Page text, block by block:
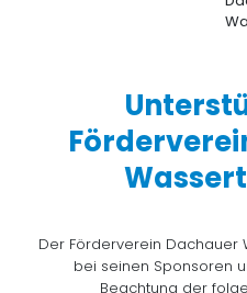
Der Förderverein Dachauer
bei seinen Sponsoren
Beachtung der